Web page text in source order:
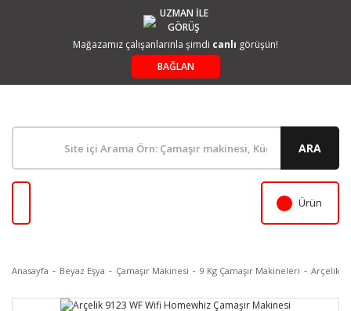
UZMAN İLE
GÖRÜŞ
Mağazamız çalışanlarınla şimdi canlı görüşün!
BAĞLAN
ARA
Ürün
Anasayfa Beyaz Eşya Çamaşır Makinesi 9 Kg Çamaşır Makineleri Arçelik